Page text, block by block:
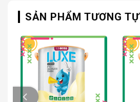
SẢN PHẨM TƯƠNG TỰ